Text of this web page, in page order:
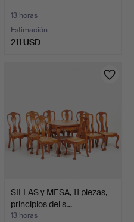
13 horas
Estimación
211 USD
SILLAS y MESA, 11 piezas,
principios del s…
13 horas